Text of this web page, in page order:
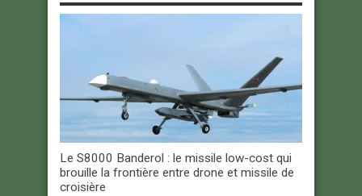
Le S8000 Banderol : le missile low-cost qui
brouille la frontière entre drone et missile de
croisière